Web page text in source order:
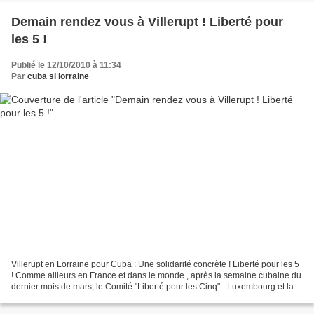
Demain rendez vous à Villerupt ! Liberté pour
les 5 !
Publié le 12/10/2010 à 11:34
Par cuba si lorraine
Villerupt en Lorraine pour Cuba : Une solidarité concrète ! Liberté pour les 5
! Comme ailleurs en France et dans le monde , après la semaine cubaine du
dernier mois de mars, le Comité "Liberté pour les Cinq" - Luxembourg et la